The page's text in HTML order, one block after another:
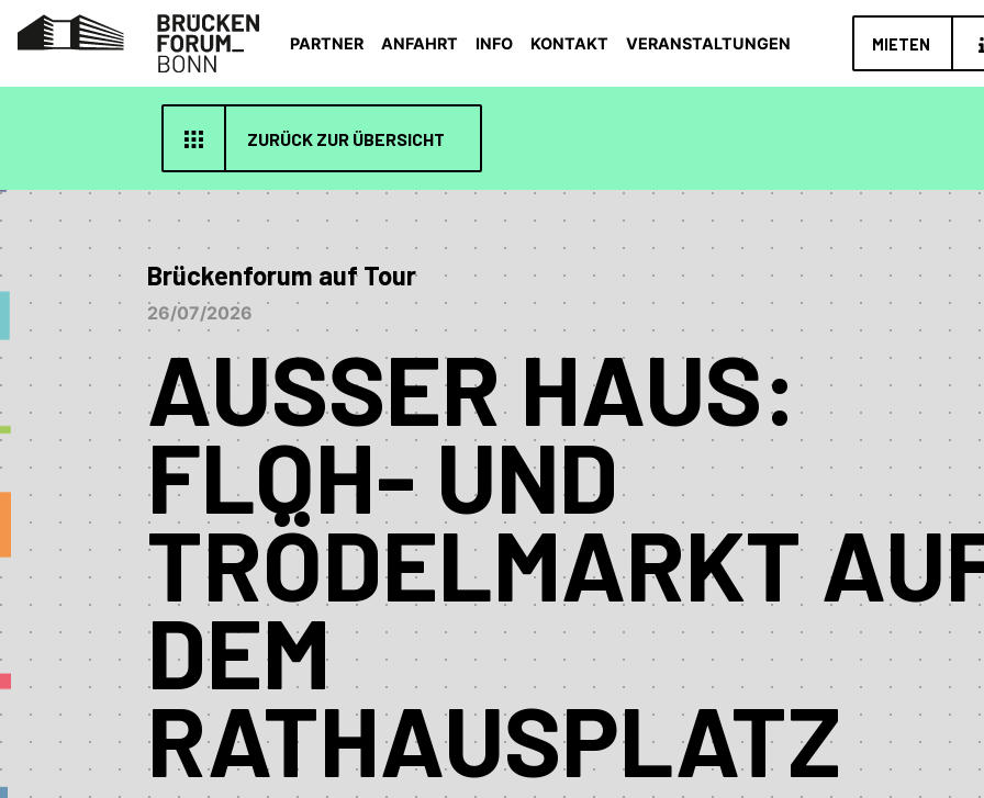
PARTNER ANFAHRT INFO KONTAKT VERANSTALTUNGEN MIETEN
ZURÜCK ZUR ÜBERSICHT
Brückenforum auf Tour
26/07/2026
AUSSER HAUS: F
LOH- UND T
RÖDELMARKT AUF
EM R
ATHAUSPLATZ